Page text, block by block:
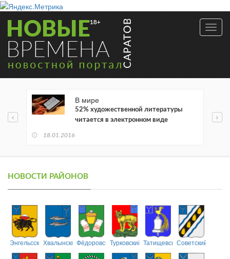
В мире
52% художественной литературы
читается в электронном виде
18.01.2016
НОВОСТИ РАЙОНОВ
ЭнгельсскийХвалынскийФёдоровскийТурковский ТатищевскийСоветский